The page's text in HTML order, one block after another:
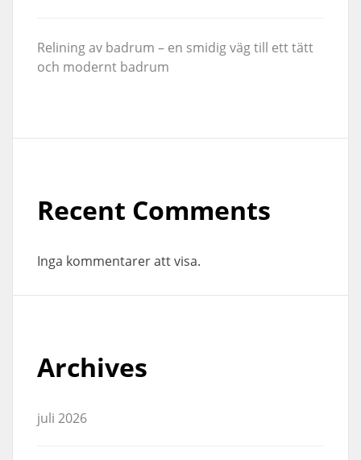
Relining av badrum – en smidig väg till ett tätt
och modernt badrum
Recent Comments
Inga kommentarer att visa.
Archives
juli 2026